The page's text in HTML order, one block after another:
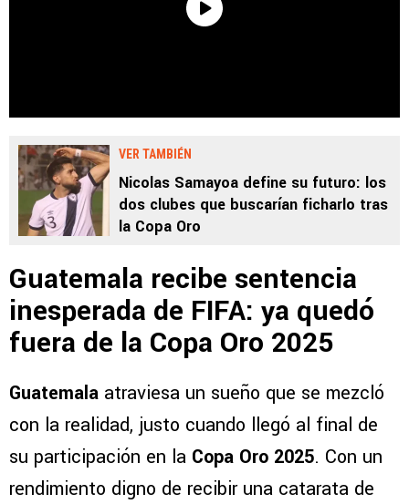
VER TAMBIÉN
Nicolas Samayoa define su futuro: los
dos clubes que buscarían ficharlo tras
la Copa Oro
Guatemala recibe sentencia
inesperada de FIFA: ya quedó
fuera de la Copa Oro 2025
Guatemala atraviesa un sueño que se mezcló
con la realidad, justo cuando llegó al final de
su participación en la Copa Oro 2025. Con un
rendimiento digno de recibir una catarata de